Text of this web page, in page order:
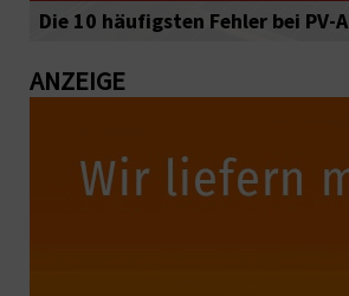
Die 10 häufigsten Fehler bei PV-
ANZEIGE